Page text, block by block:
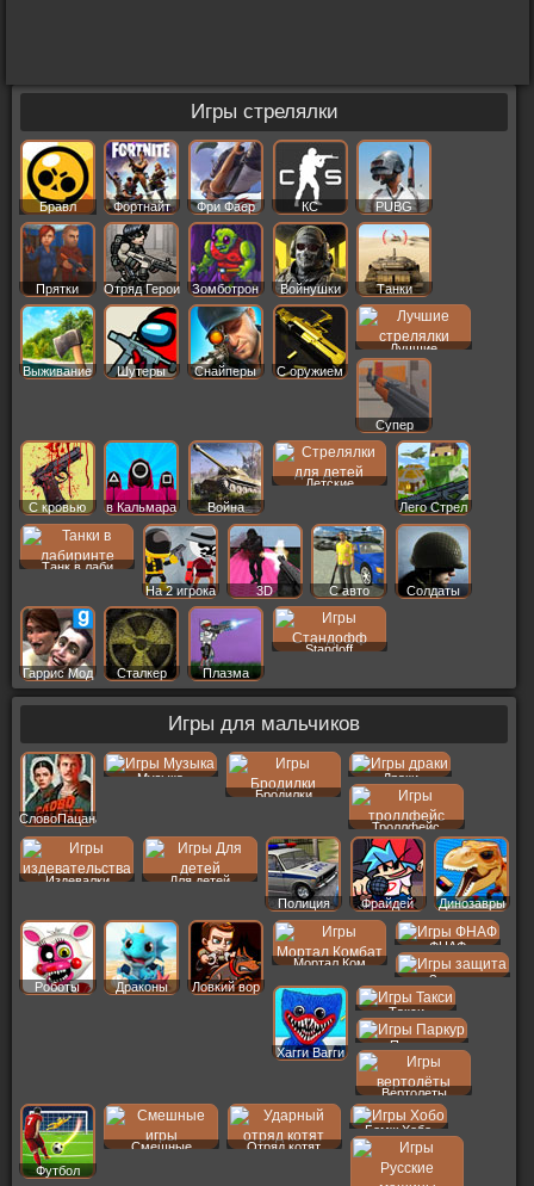
Игры стрелялки
Бравл
Старс
Фортнайт Фри Фаер КС PUBG
Прятки Отряд Герои Зомботрон Войнушки Танки
Выживание Шутеры Снайперы С оружием
Лучшие
Супер
С кровью в Кальмара Война
Детские
Лего Стрел
Танк в лаби
На 2 игрока
3D С авто Солдаты
Гаррис Мод Сталкер Плазма
Standoff
Игры для мальчиков
СловоПацана
Музыка
Бродилки
Драки
Троллфейс
Издевалки
Для детей
Полиция
Фрайдей Динозавры
Роботы Драконы Ловкий вор
Мортал Ком
ФНАФ
Защита
Хагги Вагги
Такси
Паркур
Вертолеты
Футбол
Смешные Отряд котят
Бомж Хобо